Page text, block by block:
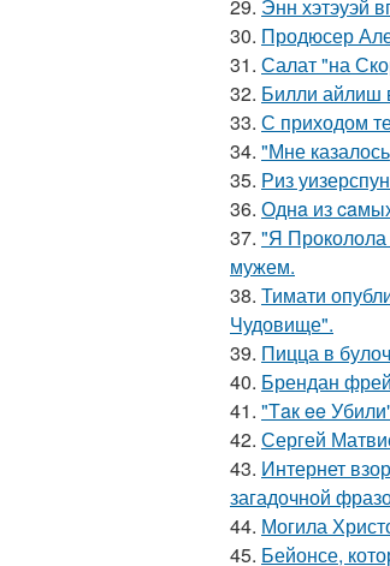
29. Энн хэтэуэй
30. Продюсер
31. Салат "на
32. Билли айлиш
33. С приходом
34. "Мне
35. Риз
36. Однa из
37. "Я Проколола
мужем.
38. Тимати
Чудовище".
39. Пицца в
40. Брендан
41. "Тaк ee
42. Сергей
43. Интернет
загадочной
44. Могила
45. Бейонсе,